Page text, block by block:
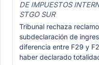
DE IMPUESTOS
STGO SUR
Tribunal rechaza
subdeclaración de
diferencia entre F29 y
haber declarado